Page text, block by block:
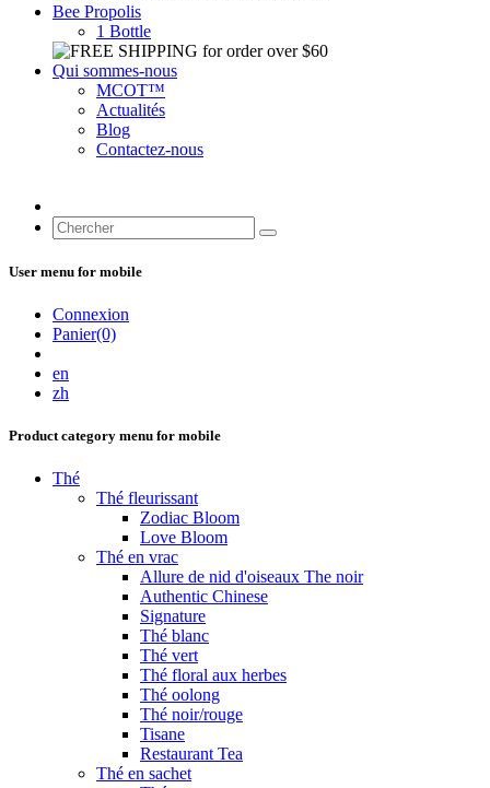
Bee Propolis
1 Bottle
Qui sommes-nous
MCOT™
Actualités
Blog
Contactez-nous
User menu for mobile
Connexion
Panier(0)
en
zh
Product category menu for mobile
Thé
Thé fleurissant
Zodiac Bloom
Love Bloom
Thé en vrac
Allure de nid d'oiseaux The noir
Authentic Chinese
Signature
Thé blanc
Thé vert
Thé floral aux herbes
Thé oolong
Thé noir/rouge
Tisane
Restaurant Tea
Thé en sachet